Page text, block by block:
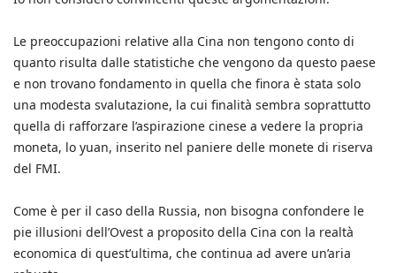
Le preoccupazioni relative alla Cina non tengono conto di
quanto risulta dalle statistiche che vengono da questo paese
e non trovano fondamento in quella che finora è stata solo
una modesta svalutazione, la cui finalità sembra soprattutto
quella di rafforzare l’aspirazione cinese a vedere la propria
moneta, lo yuan, inserito nel paniere delle monete di riserva
del FMI.
Come è per il caso della Russia, non bisogna confondere le
pie illusioni dell’Ovest a proposito della Cina con la realtà
economica di quest’ultima, che continua ad avere un’aria